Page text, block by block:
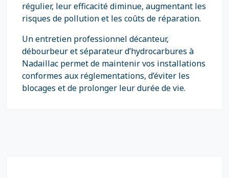
régulier, leur efficacité diminue, augmentant les
risques de pollution et les coûts de réparation.
Un entretien professionnel décanteur,
débourbeur et séparateur d’hydrocarbures à
Nadaillac permet de maintenir vos installations
conformes aux réglementations, d’éviter les
blocages et de prolonger leur durée de vie.